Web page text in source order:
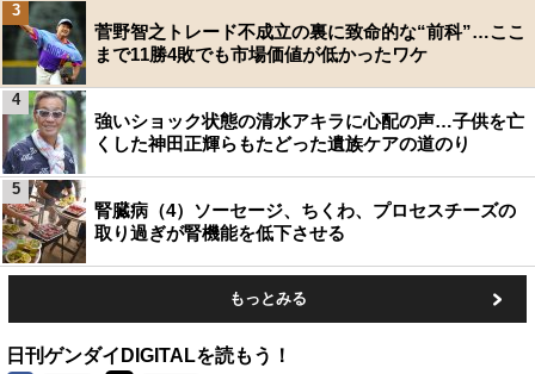
菅野智之トレード不成立の裏に致命的な“前科”…ここ
まで11勝4敗でも市場価値が低かったワケ
3
強いショック状態の清水アキラに心配の声…子供を亡
くした神田正輝らもたどった遺族ケアの道のり
4
腎臓病（4）ソーセージ、ちくわ、プロセスチーズの
取り過ぎが腎機能を低下させる
5
もっとみる
日刊ゲンダイDIGITALを読もう！